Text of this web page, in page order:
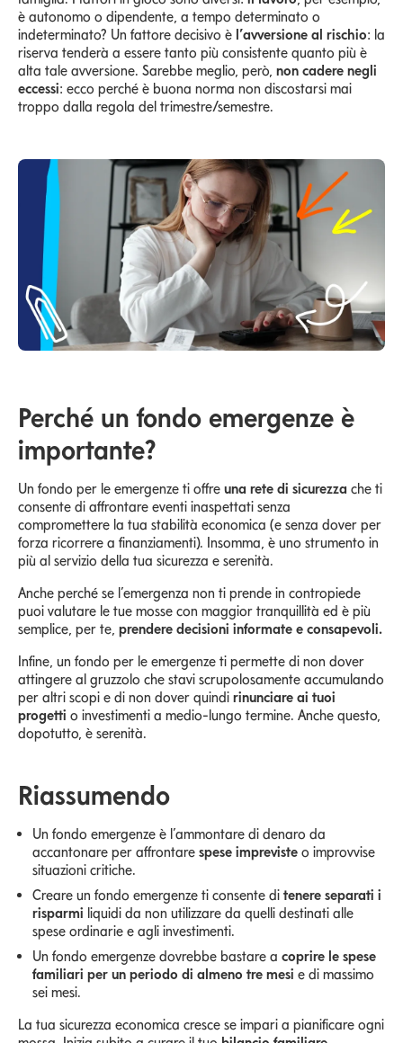
è autonomo o dipendente, a tempo determinato o
indeterminato? Un fattore decisivo è l’avversione al rischio: la
riserva tenderà a essere tanto più consistente quanto più è
alta tale avversione. Sarebbe meglio, però, non cadere negli
eccessi: ecco perché è buona norma non discostarsi mai
troppo dalla regola del trimestre/semestre.
Perché un fondo emergenze è
importante?
Un fondo per le emergenze ti offre una rete di sicurezza che ti
consente di affrontare eventi inaspettati senza
compromettere la tua stabilità economica (e senza dover per
forza ricorrere a finanziamenti). Insomma, è uno strumento in
più al servizio della tua sicurezza e serenità.
Anche perché se l’emergenza non ti prende in contropiede
puoi valutare le tue mosse con maggior tranquillità ed è più
semplice, per te, prendere decisioni informate e consapevoli.
Infine, un fondo per le emergenze ti permette di non dover
attingere al gruzzolo che stavi scrupolosamente accumulando
per altri scopi e di non dover quindi rinunciare ai tuoi
progetti o investimenti a medio-lungo termine. Anche questo,
dopotutto, è serenità.
Riassumendo
Un fondo emergenze è l’ammontare di denaro da
accantonare per affrontare spese impreviste o improvvise
situazioni critiche.
Creare un fondo emergenze ti consente di tenere separati i
risparmi liquidi da non utilizzare da quelli destinati alle
spese ordinarie e agli investimenti.
Un fondo emergenze dovrebbe bastare a coprire le spese
familiari per un periodo di almeno tre mesi e di massimo
sei mesi.
La tua sicurezza economica cresce se impari a pianificare ogni